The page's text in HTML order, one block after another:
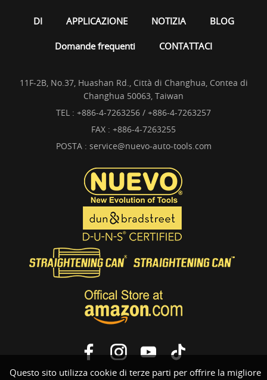
Questo sito utilizza cookie di terze parti per offrire la migliore
DI APPLICAZIONE NOTIZIA BLOG
Domande frequenti CONTATTACI
11F-2B, No.37, Huashan Rd., Città di Changhua, Contea di
Changhua 50063, Taiwan
TEL : +886-4-7263256 / +886-4-7263257
FAX : +886-4-7263255
POSTA : service@nuevo-auto-tools.com